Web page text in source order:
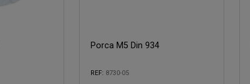
Porca M5 Din 934
REF: 8730-05